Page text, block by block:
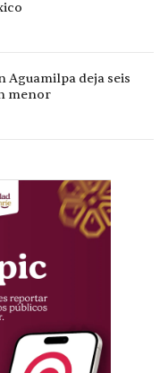
Aguamilpa deja seis
menor